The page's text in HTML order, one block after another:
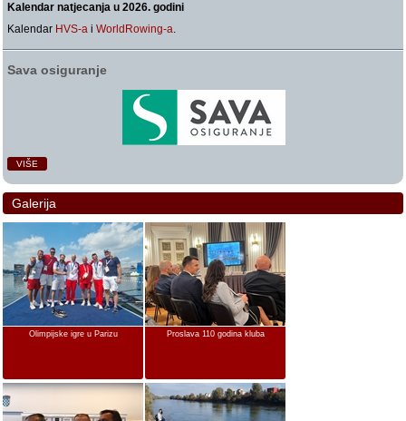
Kalendar natjecanja u 2026. godini
Kalendar HVS-a iWorldRowing-a.
Sava osiguranje
VIŠE
Galerija
Olimpijske igre u Parizu Proslava 110 godina kluba